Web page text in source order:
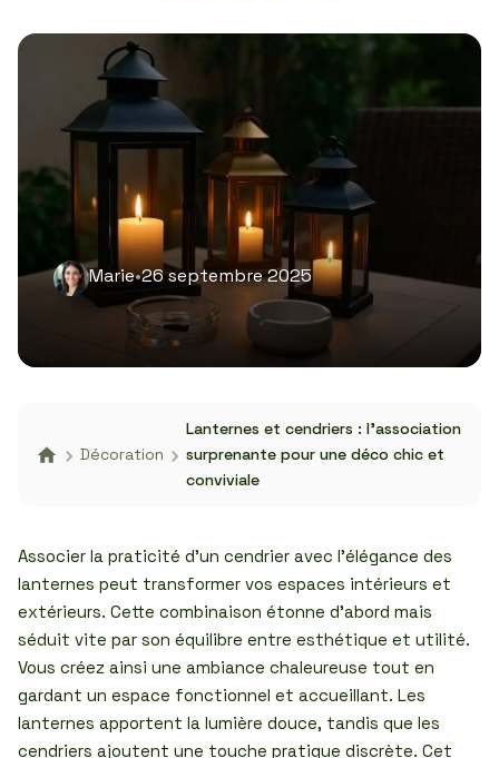
Marie•26 septembre 2025
Décoration
Lanternes et cendriers : l’association
surprenante pour une déco chic et
conviviale
Associer la praticité d’un cendrier avec l’élégance des
lanternes peut transformer vos espaces intérieurs et
extérieurs. Cette combinaison étonne d’abord mais
séduit vite par son équilibre entre esthétique et utilité.
Vous créez ainsi une ambiance chaleureuse tout en
gardant un espace fonctionnel et accueillant. Les
lanternes apportent la lumière douce, tandis que les
cendriers ajoutent une touche pratique discrète. Cet